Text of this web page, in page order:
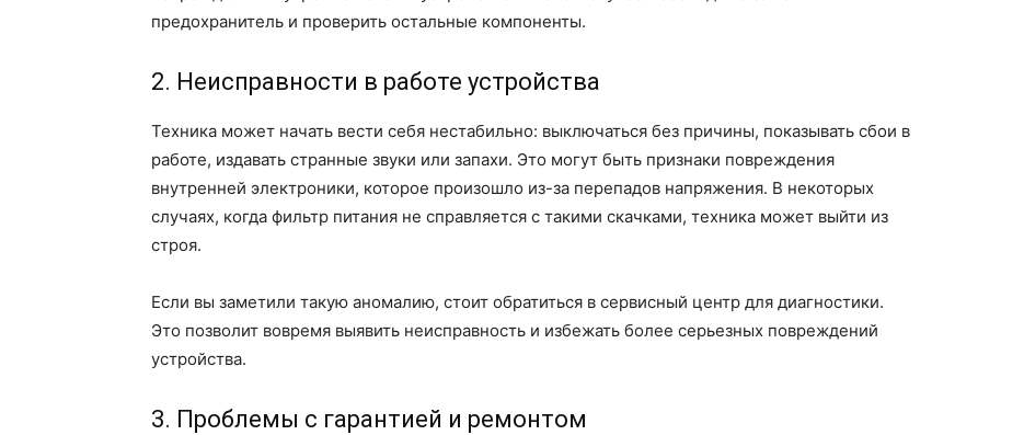
предохранитель и проверить остальные компоненты.
2. Неисправности в работе устройства
Техника может начать вести себя нестабильно: выключаться без причины, показывать сбои в
работе, издавать странные звуки или запахи. Это могут быть признаки повреждения
внутренней электроники, которое произошло из-за перепадов напряжения. В некоторых
случаях, когда фильтр питания не справляется с такими скачками, техника может выйти из
строя.
Если вы заметили такую аномалию, стоит обратиться в сервисный центр для диагностики.
Это позволит вовремя выявить неисправность и избежать более серьезных повреждений
устройства.
3. Проблемы с гарантией и ремонтом